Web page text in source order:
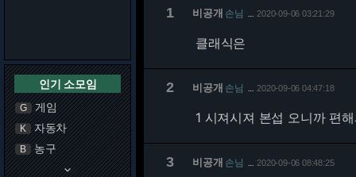
인기 소모임
G 게임
K 자동차
B 농구
keyboard_arrow_down
1 비공개 손님 2020-09-06 03:21:29
클래식은
2 비공개 손님 2020-09-06 04:47:18
1 시져시져 본섭 오니까 편
3 비공개 손님 2020-09-06 08:48:25